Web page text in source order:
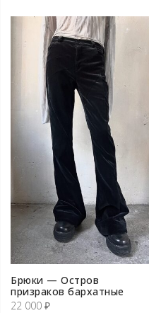
Брюки — Остров
призраков бархатные
22 000 ₽